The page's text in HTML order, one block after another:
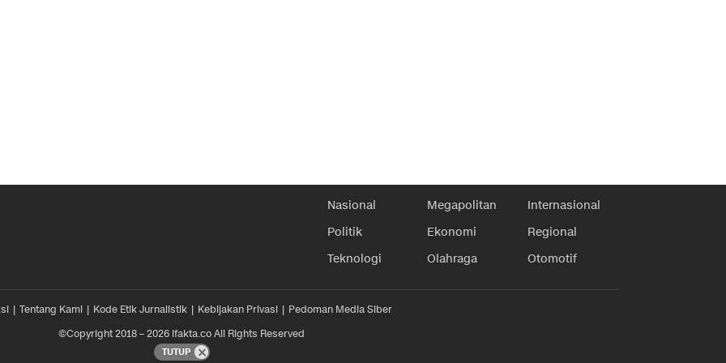
Nasional Megapolitan
Internasional
Politik
Ekonomi
Regional
Teknologi
Olahraga Otomotif
Tentang Kami Kode Etik Jurnalistik Kebijakan Privasi
Pedoman Media Siber
©Copyright 2018 – 2026 ifakta.co All Rights Reserved
TUTUP